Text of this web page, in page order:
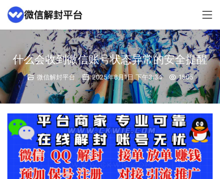
什么会收到微信账号状态异常的安全提醒
微信解封平台 2025年8月1日 下午3:34 1505